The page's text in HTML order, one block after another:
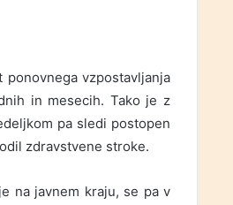
vzpostavljanja
in mesecih. Tako je z
pa sledi postopen
zdravstvene stroke.
na javnem kraju, se pa v